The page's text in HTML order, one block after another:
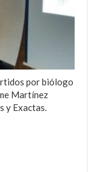
por biólogo
Martínez
y Exactas.